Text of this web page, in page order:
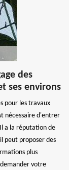
des
ses environs
pour les travaux
nécessaire d'entrer
a la réputation de
peut proposer des
plus
demander votre